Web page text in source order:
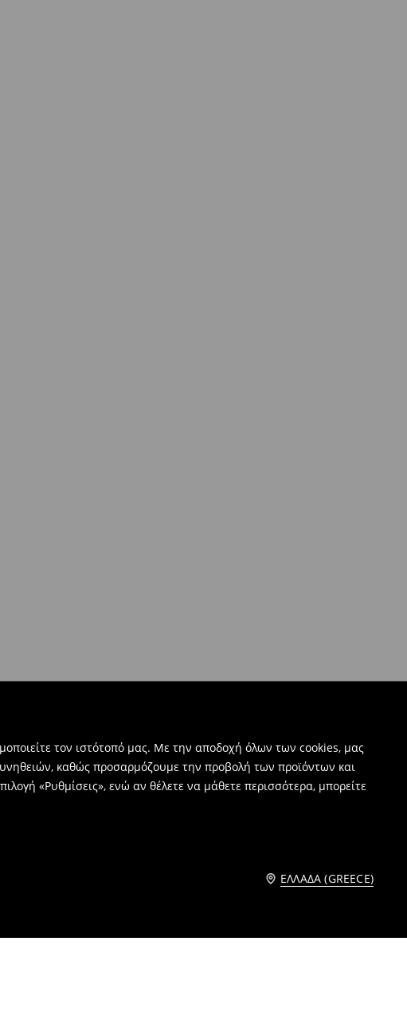
τον ιστότοπό μας. Με την αποδοχή όλων των cookies, μας
καθώς προσαρμόζουμε την προβολή των προϊόντων και
«Ρυθμίσεις», ενώ αν θέλετε να μάθετε περισσότερα, μπορείτε
ΕΛΛΆΔΑ (GREECE)